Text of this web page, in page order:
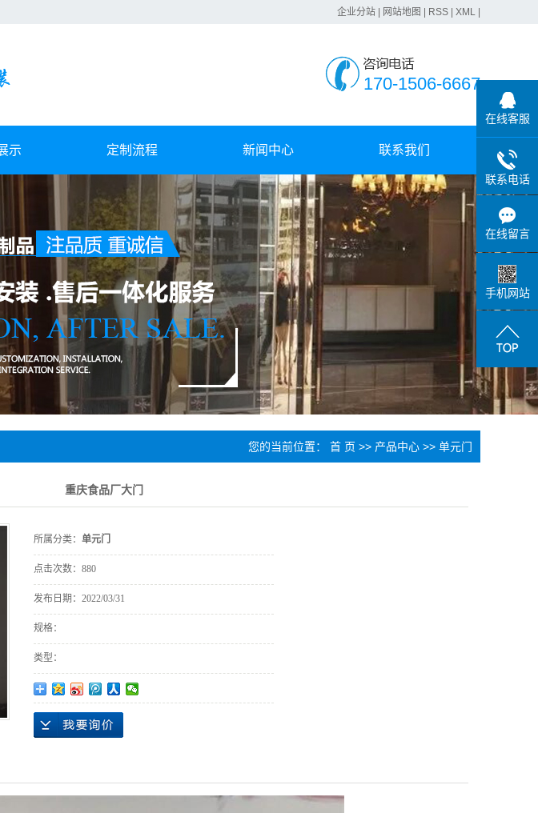
企业分站 网站地图 RSS XML
170-1506-6667
示 定制流程 新闻中心
公司动态
行业动态
常见问题
联系我们
您的当前位置： 首 页 >> 产品中心 >> 单元门
重庆食品厂大门
所属分类： 单元门
点击次数： 880
发布日期： 2022/03/31
规格：
类型：
在线客服
联系电话
在线留言
手机网站